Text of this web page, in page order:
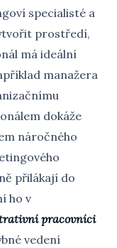
specialisté a
prostředí,
má ideální
manažera
dokáže
náročného
přilákají do
ho v
pracovníci
vedení